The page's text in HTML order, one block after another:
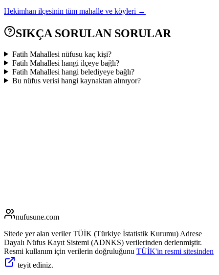
Hekimhan ilçesinin tüm mahalle ve köyleri →
SIKÇA SORULAN SORULAR
Fatih Mahallesi nüfusu kaç kişi?
Fatih Mahallesi hangi ilçeye bağlı?
Fatih Mahallesi hangi belediyeye bağlı?
Bu nüfus verisi hangi kaynaktan alınıyor?
nufusune.com
Sitede yer alan veriler TÜİK (Türkiye İstatistik Kurumu) Adrese
Dayalı Nüfus Kayıt Sistemi (ADNKS) verilerinden derlenmiştir.
Resmi kullanım için verilerin doğruluğunu TÜİK'in resmi sitesinden
teyit ediniz.